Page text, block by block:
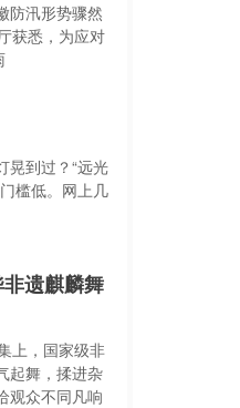
防汛形势骤然
获悉，为应对
晃到过？“远光
槛低。网上几
遗麒麟舞
上，国家级非
起舞，揉进杂
观众不同凡响